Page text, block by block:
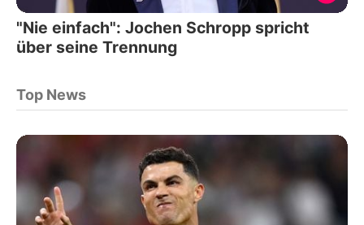
"Nie einfach": Jochen Schropp spricht
über seine Trennung
Top News